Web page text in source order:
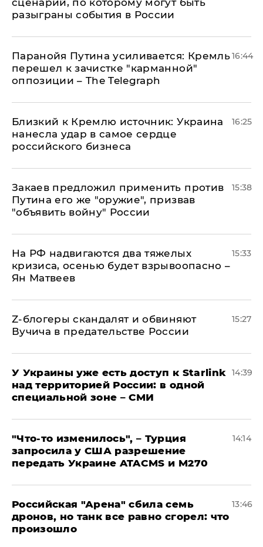
сценарий, по которому могут быть
разыграны события в России
Паранойя Путина усиливается: Кремль
перешел к зачистке "карманной"
оппозиции – The Telegraph
16:44
Близкий к Кремлю источник: Украина
нанесла удар в самое сердце
российского бизнеса
16:25
Закаев предложил применить против
Путина его же "оружие", призвав
"объявить войну" России
15:38
На РФ надвигаются два тяжелых
кризиса, осенью будет взрывоопасно –
Ян Матвеев
15:33
Z-блогеры скандалят и обвиняют
Вучича в предательстве России
15:27
У Украины уже есть доступ к Starlink
над территорией России: в одной
специальной зоне – СМИ
14:39
​"Что-то изменилось", – Турция
запросила у США разрешение
передать Украине ATACMS и M270
14:14
​Российская "Арена" сбила семь
дронов, но танк все равно сгорел: что
произошло
13:46